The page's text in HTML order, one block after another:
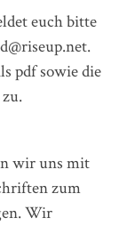
euch bitte
pdf sowie die
wir uns mit
zum
Wir